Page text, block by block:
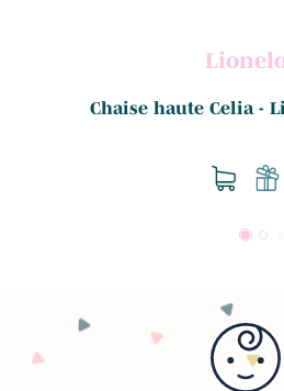
Chaise haute Celia -